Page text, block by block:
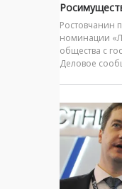
Ростовчанин
номинации
общества с
Деловое